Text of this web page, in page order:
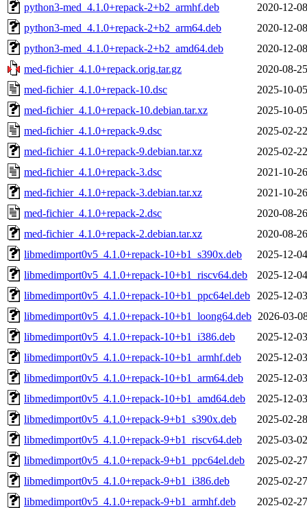
python3-med_4.1.0+repack-2+b2_armhf.deb
2020-12-
python3-med_4.1.0+repack-2+b2_arm64.deb
2020-12-
python3-med_4.1.0+repack-2+b2_amd64.deb
2020-12-
med-fichier_4.1.0+repack.orig.tar.gz
2020-08-
med-fichier_4.1.0+repack-10.dsc
2025-10-
med-fichier_4.1.0+repack-10.debian.tar.xz
2025-10-
med-fichier_4.1.0+repack-9.dsc
2025-02-
med-fichier_4.1.0+repack-9.debian.tar.xz
2025-02-
med-fichier_4.1.0+repack-3.dsc
2021-10-
med-fichier_4.1.0+repack-3.debian.tar.xz
2021-10-
med-fichier_4.1.0+repack-2.dsc
2020-08-
med-fichier_4.1.0+repack-2.debian.tar.xz
2020-08-
libmedimport0v5_4.1.0+repack-10+b1_s390x.deb
2025-12-
libmedimport0v5_4.1.0+repack-10+b1_riscv64.deb
2025-12-
libmedimport0v5_4.1.0+repack-10+b1_ppc64el.deb
2025-12-
libmedimport0v5_4.1.0+repack-10+b1_loong64.deb 2026-03-
libmedimport0v5_4.1.0+repack-10+b1_i386.deb
2025-12-
libmedimport0v5_4.1.0+repack-10+b1_armhf.deb
2025-12-
libmedimport0v5_4.1.0+repack-10+b1_arm64.deb
2025-12-
libmedimport0v5_4.1.0+repack-10+b1_amd64.deb
2025-12-
libmedimport0v5_4.1.0+repack-9+b1_s390x.deb
2025-02-
libmedimport0v5_4.1.0+repack-9+b1_riscv64.deb
2025-03-
libmedimport0v5_4.1.0+repack-9+b1_ppc64el.deb
2025-02-
libmedimport0v5_4.1.0+repack-9+b1_i386.deb
2025-02-
libmedimport0v5_4.1.0+repack-9+b1_armhf.deb
2025-02-